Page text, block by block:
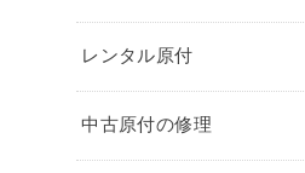
レンタル原付
中古原付の修理